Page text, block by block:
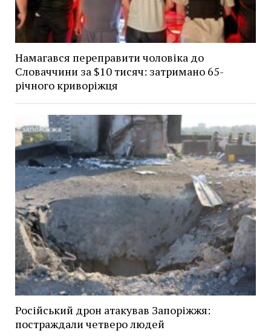
Намагався переправити чоловіка до
Словаччини за $10 тисяч: затримано 65-
річного криворіжця
Російський дрон атакував Запоріжжя:
постраждали четверо людей